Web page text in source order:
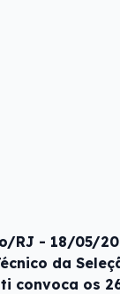
RJ - 18/05/
da
convoca os